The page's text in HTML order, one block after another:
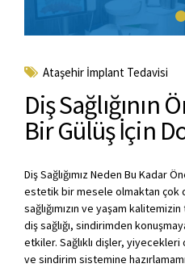
Ataşehir İmplant Tedavisi
Diş Sağlığının
Bir Gülüş İçin
Diş Sağlığımız Neden Bu Kadar
estetik bir mesele olmaktan çok
sağlığımızın ve yaşam
diş sağlığı, sindirimden
etkiler. Sağlıklı dişler,
ve sindirim sistemine